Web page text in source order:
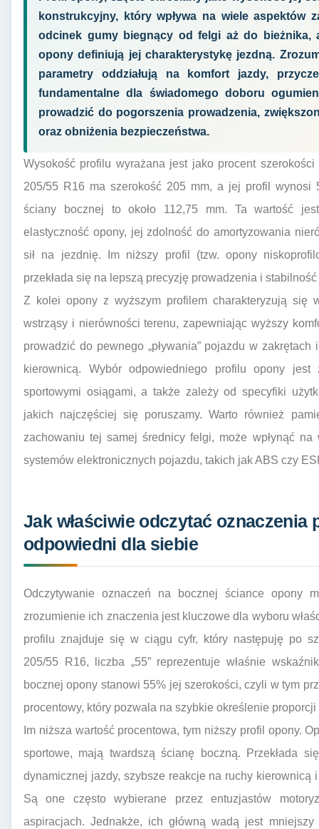
konstrukcyjny, który wpływa na wiele aspektów
odcinek gumy biegnący od felgi aż do bieżnika,
opony definiują jej charakterystykę jezdną.
parametry oddziałują na komfort jazdy,
fundamentalne dla świadomego doboru
prowadzić do pogorszenia prowadzenia,
oraz obniżenia bezpieczeństwa.
Wysokość profilu wyrażana jest jako procent
205/55 R16 ma szerokość 205 mm, a jej profil wynosi
ściany bocznej to około 112,75 mm. Ta wartość
elastyczność opony, jej zdolność do amortyzowania
sił na jezdnię. Im niższy profil (tzw. opony
przekłada się na lepszą precyzję prowadzenia i
Z kolei opony z wyższym profilem charakteryzują się
wstrząsy i nierówności terenu, zapewniając wyższy
prowadzić do pewnego „pływania” pojazdu w
kierownicą. Wybór odpowiedniego profilu opony jest
sportowymi osiągami, a także zależy od specyfiki
jakich najczęściej się poruszamy. Warto również
zachowaniu tej samej średnicy felgi, może wpłynąć na
systemów elektronicznych pojazdu, takich jak ABS czy
Jak właściwie odczytać oznaczenia
odpowiedni dla siebie
Odczytywanie oznaczeń na bocznej ściance opony
zrozumienie ich znaczenia jest kluczowe dla wyboru
profilu znajduje się w ciągu cyfr, który następuję po
205/55 R16, liczba „55” reprezentuje właśnie
bocznej opony stanowi 55% jej szerokości, czyli w tym
procentowy, który pozwala na szybkie określenie proporcji
Im niższa wartość procentowa, tym niższy profil opony.
sportowe, mają twardszą ścianę boczną. Przekłada
dynamicznej jazdy, szybsze reakcje na ruchy
Są one często wybierane przez entuzjastów
aspiracjach. Jednakże, ich główną wadą jest